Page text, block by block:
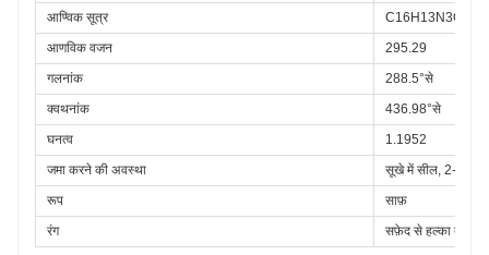
आण्विक सूत्र
C16H13N3O3
आणविक वजन
295.29
गलनांक
288.5°से
क्वथनांक
436.98°से
घनत्व
1.1952
जमा करने की अवस्था
सूखे में सील, 2-8
रूप
साफ़
रंग
सफ़ेद से हल्का बेज